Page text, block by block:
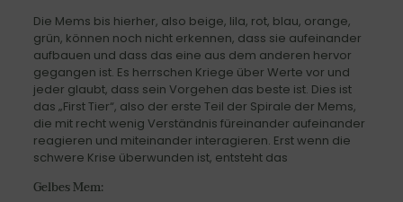
Die Mems bis hierher, also beige, lila, rot, blau, orange,
grün, können noch nicht erkennen, dass sie aufeinander
aufbauen und dass das eine aus dem anderen hervor
gegangen ist. Es herrschen Kriege über Werte vor und
jeder glaubt, dass sein Vorgehen das beste ist. Dies ist
das „First Tier“, also der erste Teil der Spirale der Mems,
die mit recht wenig Verständnis füreinander aufeinander
reagieren und miteinander interagieren. Erst wenn die
schwere Krise überwunden ist, entsteht das
Gelbes Mem: